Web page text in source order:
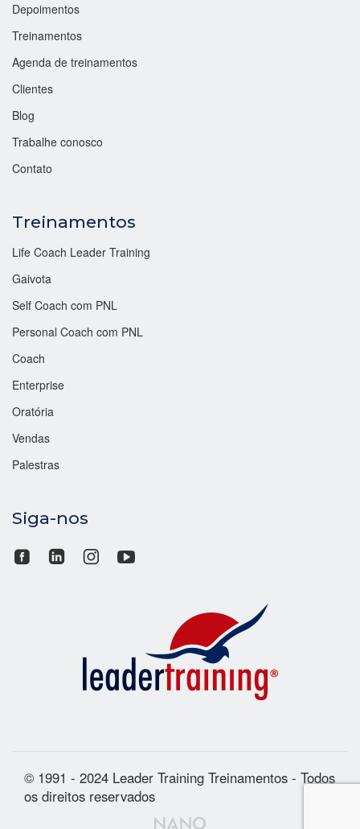
Depoimentos
Treinamentos
Agenda de treinamentos
Clientes
Blog
Trabalhe conosco
Contato
Treinamentos
Life Coach Leader Training
Gaivota
Self Coach com PNL
Personal Coach com PNL
Coach
Enterprise
Oratória
Vendas
Palestras
Siga-nos
© 1991 - 2024 Leader Training Treinamentos - Todos
os direitos reservados